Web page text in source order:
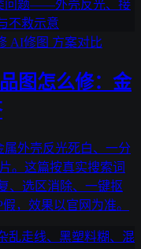
AI修图 方案对比
图怎么修：金
外壳反光死白、一分
。这篇按真实搜索词
、选区消除、一键抠
，效果以官网为准。